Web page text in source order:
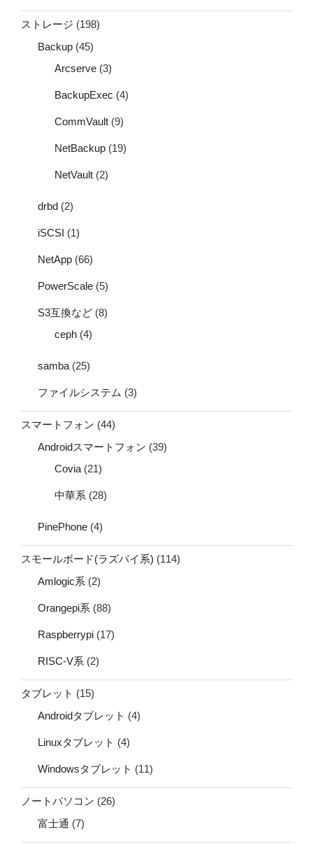
ストレージ (198)
Backup (45)
Arcserve (3)
BackupExec (4)
CommVault (9)
NetBackup (19)
NetVault (2)
drbd (2)
iSCSI (1)
NetApp (66)
PowerScale (5)
S3互換など (8)
ceph (4)
samba (25)
ファイルシステム (3)
スマートフォン (44)
Androidスマートフォン (39)
Covia (21)
中華系 (28)
PinePhone (4)
スモールボード(ラズパイ系) (114)
Amlogic系 (2)
Orangepi系 (88)
Raspberrypi (17)
RISC-V系 (2)
タブレット (15)
Androidタブレット (4)
Linuxタブレット (4)
Windowsタブレット (11)
ノートパソコン (26)
富士通 (7)